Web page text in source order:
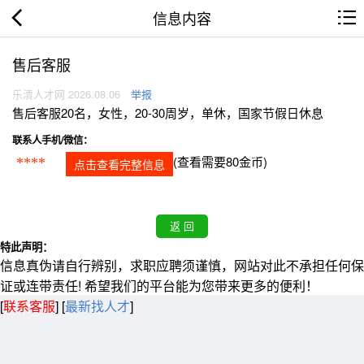
信息内容
售后客服
乐清人才网 2026.08.06 举报
售后客服20名，女性，20-30周岁，单休，国家节假日休息
联系人手机/微信：
**** 点击查看完整信息 (查看需要80金币)
特此声明：
信息真伪请自行辨别，求职应聘须谨慎，网站对此不承担任何保
证或连带责任! 希望我们的平台能为您带来更多的便利！
[联系客服] [最新找人才]